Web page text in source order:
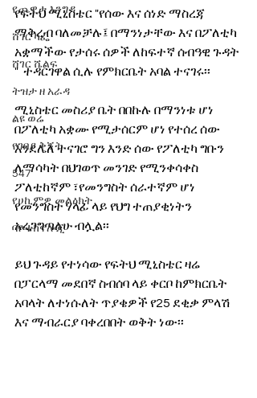
የጨዋታ እንግዳ
ሸገር ካፌ
ሸገር ሼልፍ
ትዝታ ዘ አራዳ
ልዩ ወሬ
የገበያ ቅኝት
547
የሀኪምዎ መልዕክት
ባዮቴክኖሎጂ
የፍትህ ሚኒስቴር "የሰው እና ሰነድ ማስረጃ
ማቅረብ ባለመቻሉ፤ በማንነታቸው እና በፖለቲካ
አቋማችው የታሰሩ ሰዎች ለከፍተኛ ሰብዓዊ ጉዳት
"  ተዳርገዋል ሲሉ የምክርቤት አባል ተናገሩ፡፡
ሚኒስቴር መስሪያ ቤት በበኩሉ በማንነቱ ሆነ
በፖለቲካ አቋሙ የሚታሰርም ሆነ የተሰረ ሰው
እንደሌለ ተናገሮ ግን እንድ ሰው የፖለቲካ ግቡን
ለማሳካት በህገወጥ መንገድ የሚንቀሳቀስ
ፖለቲከኛም ፣የመንግስት ሰራተኛም ሆነ
የመንግስት ሃላፊ ላይ የህግ ተጠያቂነትን
አረጋግጣለሁ ብሏል፡፡
ይህ ጉዳይ የተነሳው የፍትህ ሚኒስቴር ዛሬ
በፓርላማ መደበኛ ስብሰባ ላይ ቀርቦ ከምክርቤት
አባላት ለተነሱለት ጥያቄዎች የ25 ደቂቃ ምላሽ
እና ማብራርያ ባቀረበበት ወቅት ነው፡፡